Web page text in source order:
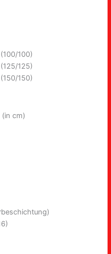
100)
125)
150)
(in cm)